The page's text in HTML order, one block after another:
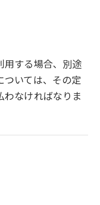
用する場合、別途
いては、その定
なければなりま